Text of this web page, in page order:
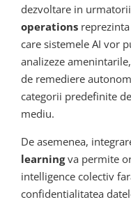
dezvoltare in
operations
care sistemele AI vor
analizeze
de remediere
categorii predefinite
mediu.
De asemenea,
learningva permite
intelligence colectiv
confidentialitatea